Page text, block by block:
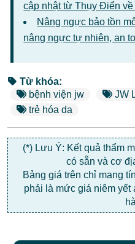
cập nhật từ Thụy Điển
Nâng ngực bảo tồn
nâng ngực tự nhiên, an
Từ khóa:
bệnh viện jw
JW
trẻ hóa da
(*) Lưu Ý: Kết quả thẩm
có sẵn và cơ
Bảng giá trên chỉ mang
phải là mức giá niêm yết